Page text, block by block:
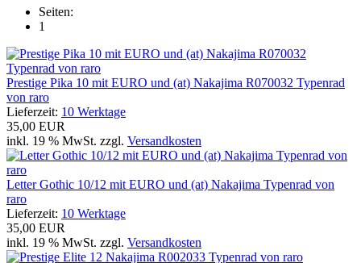
Seiten:
1
Prestige Pika 10 mit EURO und (at) Nakajima R070032 Typenrad
von raro
Lieferzeit: 10 Werktage
35,00 EUR
inkl. 19 % MwSt. zzgl. Versandkosten
Letter Gothic 10/12 mit EURO und (at) Nakajima Typenrad von
raro
Lieferzeit: 10 Werktage
35,00 EUR
inkl. 19 % MwSt. zzgl. Versandkosten